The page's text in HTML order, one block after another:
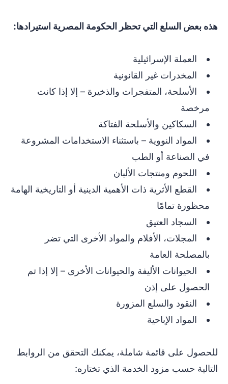
هذه بعض السلع التي تحظر الحكومة المصرية استيرادها:
العملة الإسرائيلية
المخدرات غير القانونية
الأسلحة، المتفجرات والذخيرة – إلا إذا كانت
مرخصة
السكاكين والأسلحة الفتاكة
المواد النووية – باستثناء الاستخدامات المشروعة
في الصناعة أو الطب
اللحوم ومنتجات الألبان
القطع الأثرية ذات الأهمية الدينية أو التاريخية الهامة
محظورة تمامًا
السجاد العتيق
المجلات، الأفلام والمواد الأخرى التي تضر
بالمصلحة العامة
الحيوانات الأليفة والحيوانات الأخرى – إلا إذا تم
الحصول على إذن
النقود والسلع المزورة
المواد الإباحية
للحصول على قائمة شاملة، يمكنك التحقق من الروابط
التالية حسب مزود الخدمة الذي تختاره: